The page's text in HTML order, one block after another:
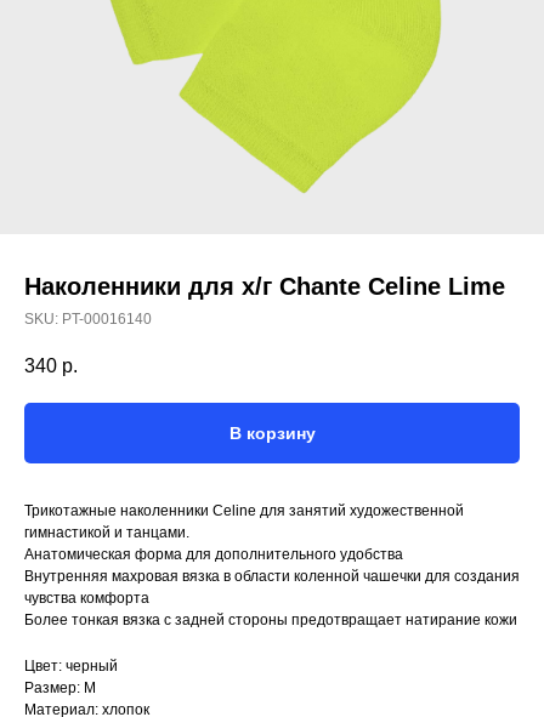
Наколенники для х/г Chante Celine Lime
SKU: PT-00016140
340 р.
В корзину
Трикотажные наколенники Celine для занятий художественной
гимнастикой и танцами.
Анатомическая форма для дополнительного удобства
Внутренняя махровая вязка в области коленной чашечки для создания
чувства комфорта
Более тонкая вязка с задней стороны предотвращает натирание кожи
Цвет: черный
Размер: M
Материал: хлопок